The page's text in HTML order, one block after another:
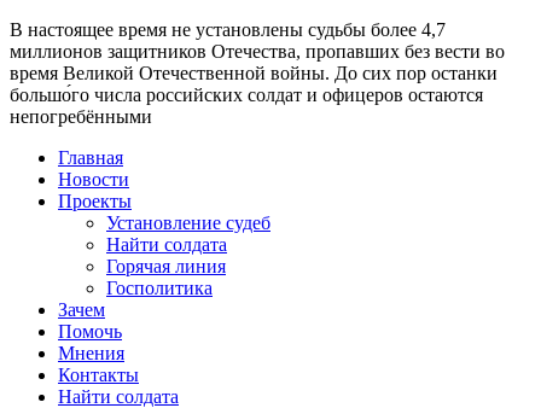
В настоящее время не установлены судьбы более 4,7
миллионов защитников Отечества, пропавших без вести во
время Великой Отечественной войны. До сих пор останки
большо́го числа российских солдат и офицеров остаются
непогребёнными
Главная
Новости
Проекты
Установление судеб
Найти солдата
Горячая линия
Госполитика
Зачем
Помочь
Мнения
Контакты
Найти солдата